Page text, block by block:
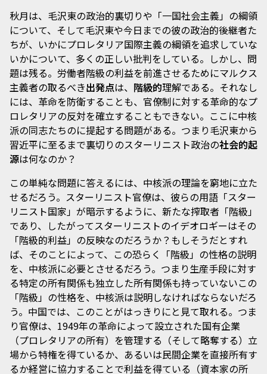
秋月は、毛沢東の政治的裏切りや「一国社会主義」の綱領
について、そして毛沢東や今日までの彼の政治的後継者た
ちが、いかにプロレタリア国際主義の綱領を追求していな
いかについて、多くの正しい批判をしている。しかし、問
題は残る。労働者階級の利益を前進させるためにマルクス
主義者の取るべき出発点は、 階級的理解である。それなし
には、革命を防衛することも、官僚制に対する革命的なプ
ロレタリアの反対を確立することもできない。ここに中核
派の同志たちのに提起する問題がある。つまり毛沢東から
習近平に至るまで裏切りのスターリニスト政治の社会的起
源は何なのか？
この単純な問題に答えるには、中核派の理論を窮地に立た
せるだろう。スターリニスト官僚は、彼らの用語「スター
リニスト国家」が暗示するように、新たな搾取者「階級」
であり、したがってスターリニストのイデオロギーはその
「階級的利益」の反映なのだろうか？もしそうだとすれ
ば、そのことによって、この恐らく「階級」の性格の説明
を、中核派に必要とさせるだろう。つまり生産手段に対す
る特定の所有関係も独立した所有関係も持っていないこの
「階級」の性格を、中核派は説明しなければならないだろ
う。中国では、このことがはっきりにと見て取れる。つま
り官僚は、1949年の革命によって設立された国有企業
（プロレタリアの所有）を管理する（そして略奪する）立
場から特権を得ているか、あるいは民間企業を直接所有す
るか経営に協力することで利益を得ている（資本家の所